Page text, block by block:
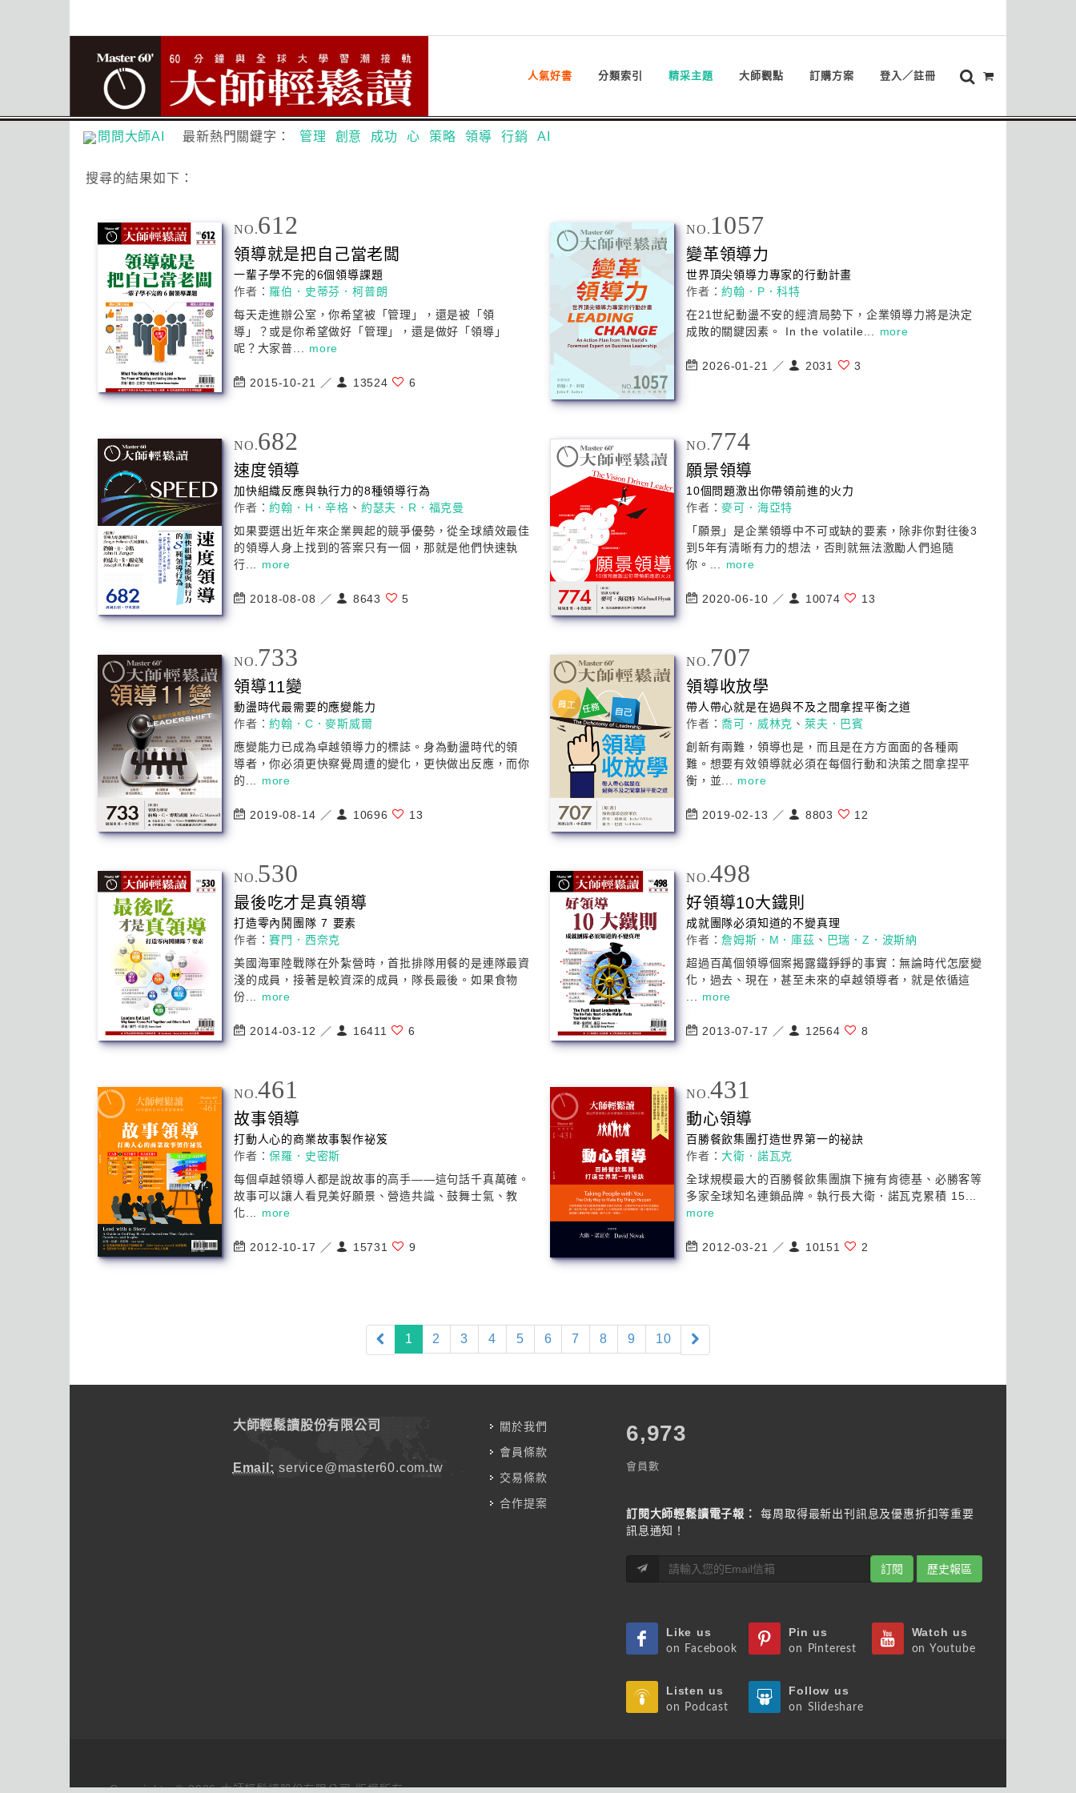
人氣好書 分類索引 精采主題 大師觀點 訂購方案 登入／註冊
問問大師AI 最新熱門關鍵字： 管理 創意 成功 心 策略 領導 行銷 AI
搜尋的結果如下：
NO.612
領導就是把自己當老闆
一輩子學不完的6個領導課題
作者： 羅伯．史蒂芬．柯普朗
每天走進辦公室，你希望被「管理」，還是被「 領
導 」？或是你希望做好「管理」，還是做好「領導 」
呢？大家普... more
2015-10-21 ／ 13524 6
NO. 1057
變革領導力
世界頂尖領導力專家的行動計畫
作者：約翰．P．科特
在21世紀動盪不安的經濟局勢下，企業領導力將是決定
成敗的關鍵因素。 In the volatile... more
2026-01-21 ／ 2031 3
NO.682
速度領導
加快組織反應與執行力的8種領導行為
作者：約翰．H．辛格 、 約瑟夫．R．福克曼
如果要選出近年來企業興起的競爭優勢，從全球績效最佳
的領導人身上找到的答案只有一個，那就是他們快速執
行... more
2018-08-08 ／ 8643 5
NO.774
願景領導
10個問題激出你帶領前進的火力
作者：麥可．海亞特
「願景」是企業領導中不可或缺的要素，除非你對往後3
到5年有清晰有力的想法，否則就無法激勵人們追隨
你。... more
2020-06-10 ／ 10074 13
NO.733
領導11變
動盪時代最需要的應變能力
作者：約翰．C．麥斯威爾
應變能力已成為卓越領導力的標誌。身為動盪時代的領
導者，你必須更快察覺周遭的變化，更快做出反應，而你
的... more
2019-08-14 ／ 10696 13
NO.707
領導收放學
帶人帶心就是在過與不及之間拿捏平衡之道
作者：喬可．威林克 、萊夫．巴賓
創新有兩難， 領導也是，而且是在方方面面的各種兩
難。想要有效領導就必須在每個行動和決策之間拿捏平
衡，並... more
2019-02-13 ／ 8803 12
NO.530
最後吃才是真領導
打造零內鬨團隊 7 要素
作者：賽門．西奈克
美國海軍陸戰隊在外紮營時，首批排隊用餐的是連隊最資
淺的成員，接著是較資深的成員，隊長最後。如果食物
份... more
2014-03-12 ／ 16411 6
NO.498
好領導10大鐵則
成就團隊必須知道的不變真理
作者：詹姆斯．M．庫茲 、 巴瑞．Z．波斯納
超過百萬個領導個案揭露鐵錚錚的事實：無論時代怎麼變
化，過去、現在，甚至未來的卓越領導者，就是依循這
more
2013-07-17 ／ 12564 8
NO.461
故事領導
打動人心的商業故事製作祕笈
作者：保羅．史密斯
每個卓越領導人都是說故事的高手――這句話千真萬確。
故事可以讓人看見美好願景、營造共識、鼓舞士氣、教
化... more
2012-10-17 ／ 15731 9
NO.431
動心領導
百勝餐飲集團打造世界第一的祕訣
作者：大衛．諾瓦克
全球規模最大的百勝餐飲集團旗下擁有肯德基、必勝客等
多家全球知名連鎖品牌。執行長大衛．諾瓦克累積 15...
more
2012-03-21 ／ 10151 2
1 (current)
2 3 4 5 6 7 8 9 10
大師輕鬆讀股份有限公司
Email: service@master60.com.tw
關於我們
會員條款
交易條款
合作提案
7,787
會員數
訂閱大師輕鬆讀電子報：
每周取得最新出刊訊息及優惠折扣等重要
訊息通知！
訂閱 歷史報區
Like us
on Facebook
Pin us
on Pinterest
Watch us
on Youtube
Listen us
on Podcast
Follow us
on Slideshare
Copyrights © 2026 大師輕鬆讀股份有限公司 版權所有.